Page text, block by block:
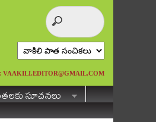
VAAKILI.EDITOR@GMAIL.COM
సూచనలు